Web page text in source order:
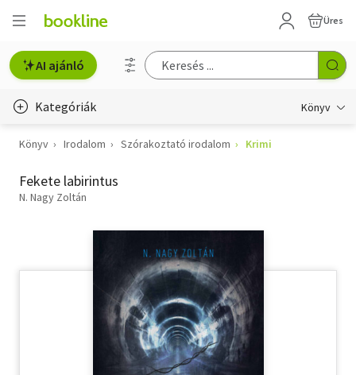
Üres
AI ajánló
Kategóriák Könyv
Életmód, egészség
Erotika
Könyv Irodalom Szórakoztató irodalom Krimi
Fekete labirintus
N. Nagy Zoltán